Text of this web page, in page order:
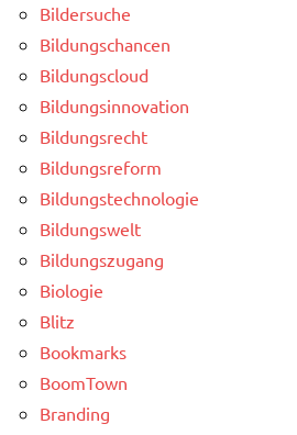
Bildersuche
Bildungschancen
Bildungscloud
Bildungsinnovation
Bildungsrecht
Bildungsreform
Bildungstechnologie
Bildungswelt
Bildungszugang
Biologie
Blitz
Bookmarks
BoomTown
Branding